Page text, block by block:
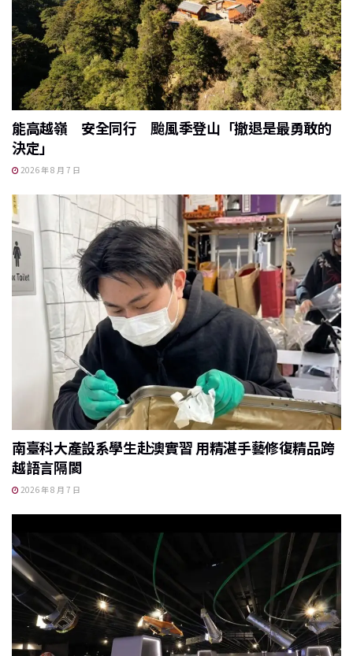
能高越嶺 安全同行 颱風季登山「撤退是最勇敢的
決定」
2026 年 8 月 7 日
南臺科大產設系學生赴澳實習 用精湛手藝修復精品跨
越語言隔閡
2026 年 8 月 7 日